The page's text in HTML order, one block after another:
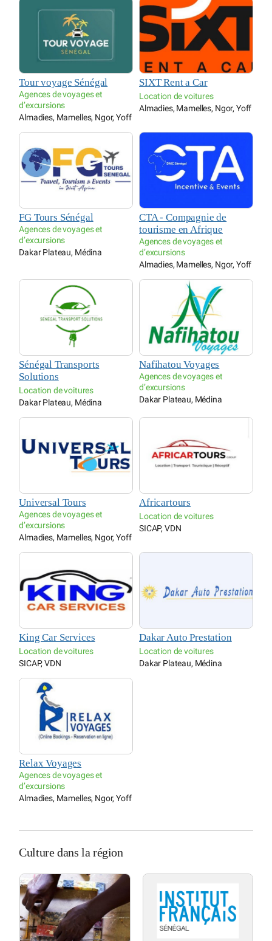
Tour voyage Sénégal
Agences de voyages et
d’excursions
Almadies, Mamelles, Ngor, Yoff
SIXT Rent a Car
Location de voitures
Almadies, Mamelles, Ngor, Yoff
FG Tours Sénégal
Agences de voyages et
d’excursions
Dakar Plateau, Médina
CTA - Compagnie de
tourisme en Afrique
Agences de voyages et
d’excursions
Almadies, Mamelles, Ngor, Yoff
Sénégal Transports
Solutions
Location de voitures
Dakar Plateau, Médina
Nafihatou Voyages
Agences de voyages et
d’excursions
Dakar Plateau, Médina
Universal Tours
Agences de voyages et
d’excursions
Almadies, Mamelles, Ngor, Yoff
Africartours
Location de voitures
SICAP, VDN
King Car Services
Location de voitures
SICAP, VDN
Dakar Auto Prestation
Location de voitures
Dakar Plateau, Médina
Relax Voyages
Agences de voyages et
d’excursions
Almadies, Mamelles, Ngor, Yoff
Culture dans la région